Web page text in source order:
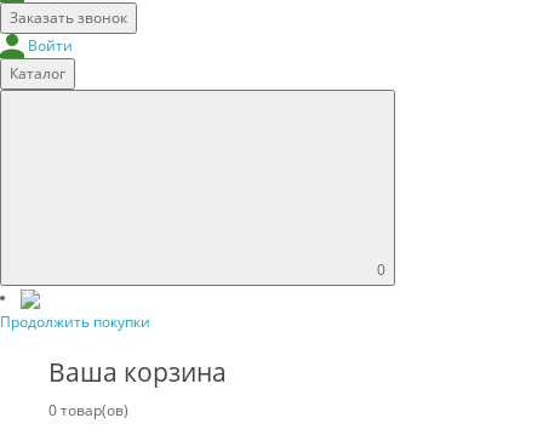
Заказать звонок
Войти
Каталог
0
Продолжить покупки
Ваша корзина
0 товар(ов)